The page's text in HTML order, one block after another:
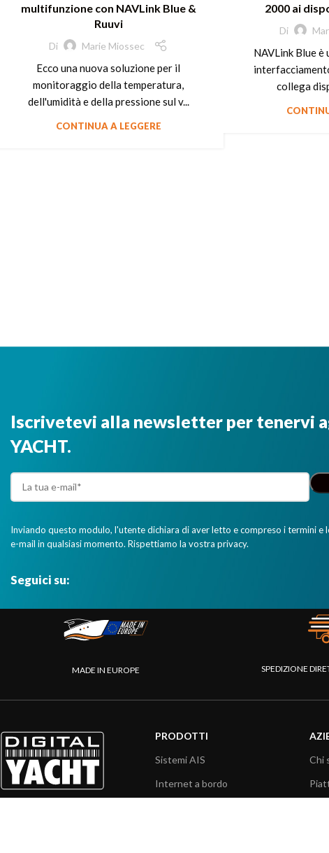
multifunzione con NAVLink Blue &
Ruuvi
Di Marie Miossec
Ecco una nuova soluzione per il
monitoraggio della temperatura,
dell'umidità e della pressione sul v...
CONTINUA A LEGGERE
2000 ai
Di
NAVLink Blue
collega
Iscrivetevi alla newsletter per tenervi
YACHT.
Inviando questo modulo, l'utente dichiara di aver letto e compreso i termini
e-mail in qualsiasi momento. Rispettiamo la vostra privacy.
Seguici su:
MADE IN EUROPE SPEDIZIONE
PRODOTTI
Sistemi AIS
Internet a bordo
Chi